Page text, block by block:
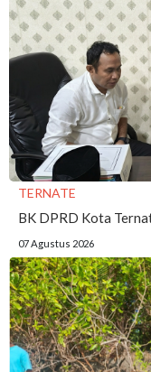
TERNATE
BK DPRD Kota
07 Agustus 2026